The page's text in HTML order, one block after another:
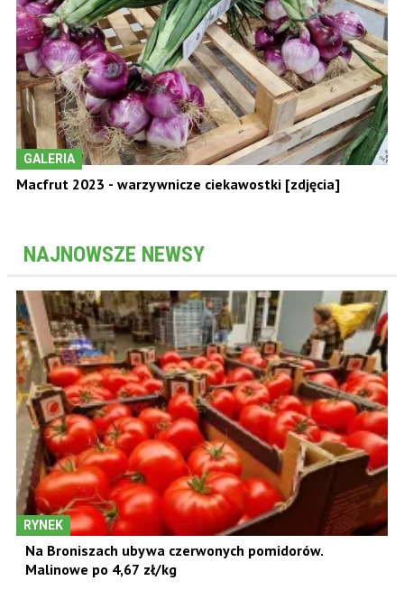
GALERIA
Macfrut 2023 - warzywnicze ciekawostki [zdjęcia]
NAJNOWSZE NEWSY
RYNEK
Na Broniszach ubywa czerwonych pomidorów.
Malinowe po 4,67 zł/kg